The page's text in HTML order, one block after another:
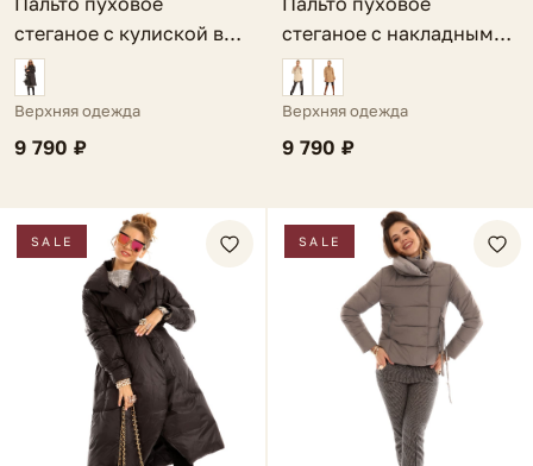
стеганое с кулиской в
талии темно-бежевое
Lauria
Верхняя одежда
9 790 ₽
стеганое с накладным
карманом темно-
оранжевое Ria
Верхняя одежда
9 790 ₽
SALE SALE